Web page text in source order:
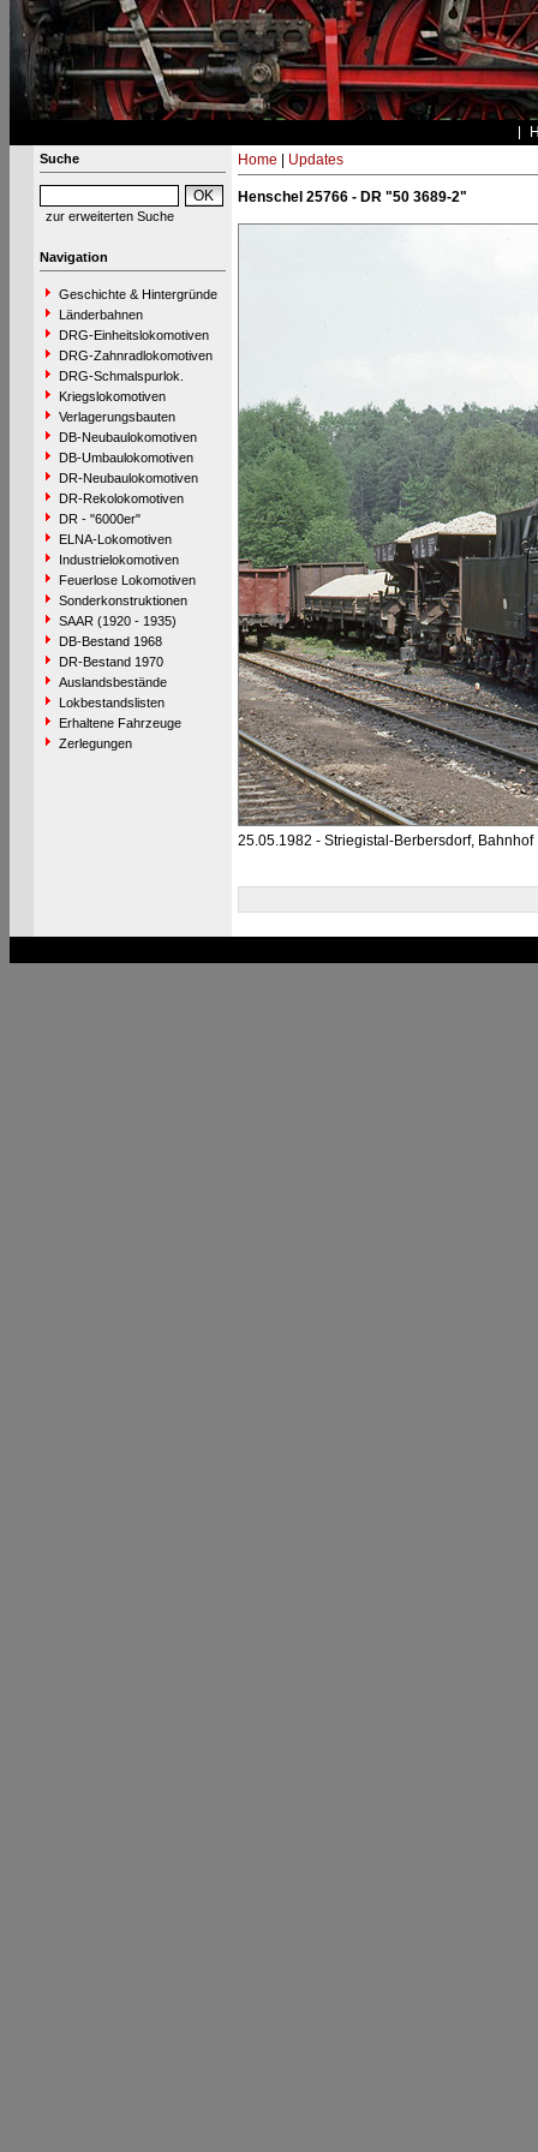
Suche
zur erweiterten Suche
Navigation
Geschichte & Hintergründe
Länderbahnen
DRG-Einheitslokomotiven
DRG-Zahnradlokomotiven
DRG-Schmalspurlok.
Kriegslokomotiven
Verlagerungsbauten
DB-Neubaulokomotiven
DB-Umbaulokomotiven
DR-Neubaulokomotiven
DR-Rekolokomotiven
DR - "6000er"
ELNA-Lokomotiven
Industrielokomotiven
Feuerlose Lokomotiven
Sonderkonstruktionen
SAAR (1920 - 1935)
DB-Bestand 1968
DR-Bestand 1970
Auslandsbestände
Lokbestandslisten
Erhaltene Fahrzeuge
Zerlegungen
Home Updates
Henschel 25766 - DR "50 3689-2"
25.05.1982 - Striegistal-Berbersdorf, Bahnhof